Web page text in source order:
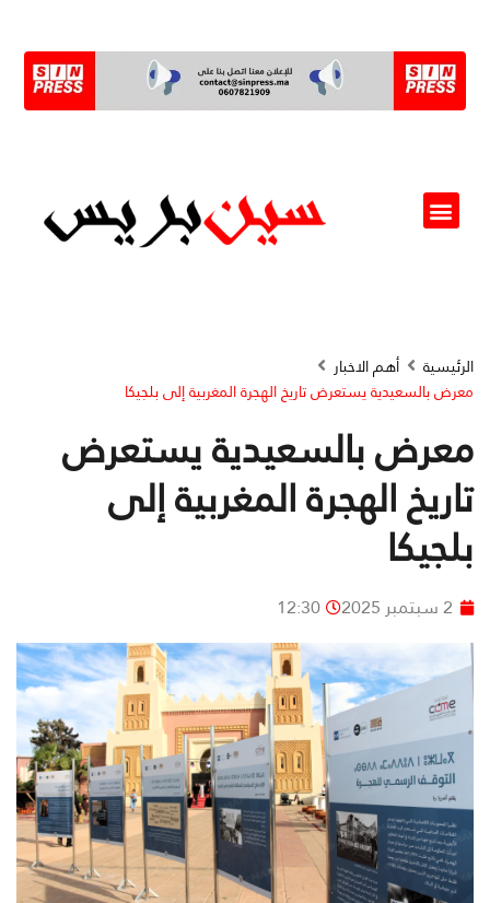
الرئيسية
أهم الاخبار
معرض بالسعيدية يستعرض تاريخ الهجرة المغربية إلى بلجيكا
معرض بالسعيدية يستعرض
تاريخ الهجرة المغربية إلى
بلجيكا
2 سبتمبر 2025 12:30